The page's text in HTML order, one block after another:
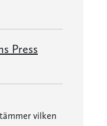
Press
vilken